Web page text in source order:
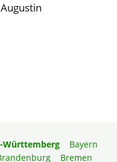
Württemberg
Bayern
Bremen